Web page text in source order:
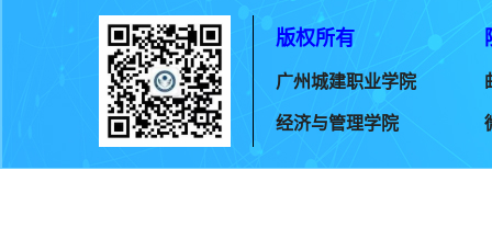
版权所有
广州城建职业学院
经济与管理学院